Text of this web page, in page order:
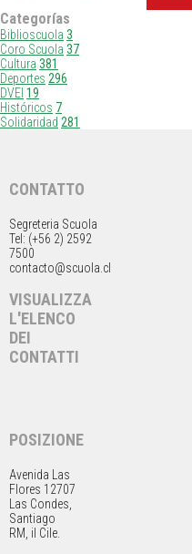
Categorías
Biblioscuola 3
Coro Scuola 37
Cultura 381
Deportes 296
DVEI 19
Históricos 7
Solidaridad 281
CONTATTO
Segreteria Scuola
Tel: (+56 2) 2592
7500
contacto@scuola.cl
VISUALIZZA
L'ELENCO
DEI
CONTATTI
POSIZIONE
Avenida Las
Flores 12707
Las Condes,
Santiago
RM, il Cile.